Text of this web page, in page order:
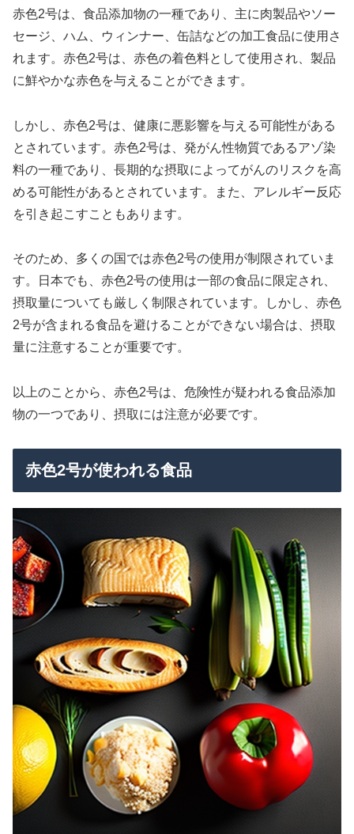
赤色2号は、食品添加物の一種であり、主に肉製品やソー
セージ、ハム、ウィンナー、缶詰などの加工食品に使用さ
れます。赤色2号は、赤色の着色料として使用され、製品
に鮮やかな赤色を与えることができます。
しかし、赤色2号は、健康に悪影響を与える可能性がある
とされています。赤色2号は、発がん性物質であるアゾ染
料の一種であり、長期的な摂取によってがんのリスクを高
める可能性があるとされています。また、アレルギー反応
を引き起こすこともあります。
そのため、多くの国では赤色2号の使用が制限されていま
す。日本でも、赤色2号の使用は一部の食品に限定され、
摂取量についても厳しく制限されています。しかし、赤色
2号が含まれる食品を避けることができない場合は、摂取
量に注意することが重要です。
以上のことから、赤色2号は、危険性が疑われる食品添加
物の一つであり、摂取には注意が必要です。
赤色2号が使われる食品